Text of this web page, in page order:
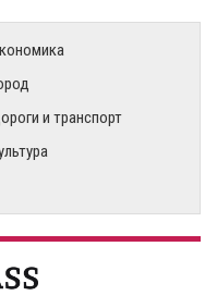
и транспорт